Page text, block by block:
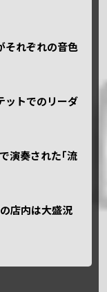
それぞれの音色
ットでのリーダ
演奏された｢流
店内は大盛況